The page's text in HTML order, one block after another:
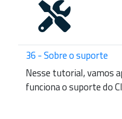
36 - Sobre o suporte
Nesse tutorial, vamos
funciona o suporte do